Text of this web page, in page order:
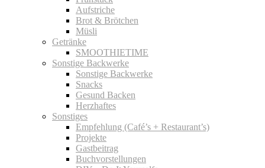
Aufstriche
Brot & Brötchen
Müsli
Getränke
SMOOTHIETIME
Sonstige Backwerke
Sonstige Backwerke
Snacks
Gesund Backen
Herzhaftes
Sonstiges
Empfehlung (Café’s + Restaurant’s)
Projekte
Gastbeitrag
Buchvorstellungen